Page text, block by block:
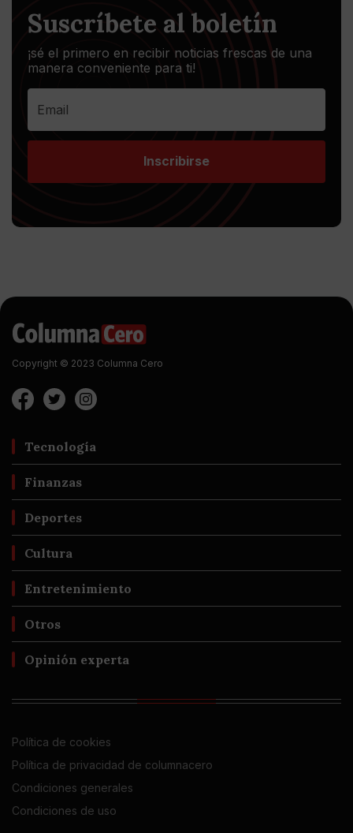
Suscríbete al boletín
¡sé el primero en recibir noticias frescas de una
manera conveniente para ti!
Inscribirse
Copyright © 2023 Columna Cero
Tecnología
Finanzas
Deportes
Cultura
Entretenimiento
Otros
Opinión experta
Política de cookies
Política de privacidad de columnacero
Condiciones generales
Condiciones de uso